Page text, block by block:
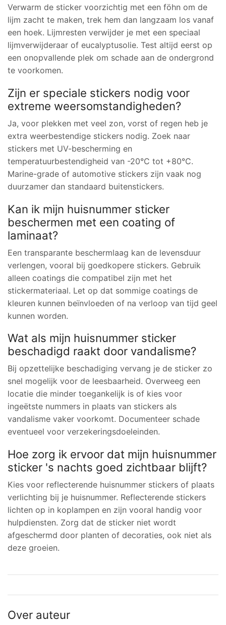
Verwarm de sticker voorzichtig met een föhn om de
lijm zacht te maken, trek hem dan langzaam los vanaf
een hoek. Lijmresten verwijder je met een speciaal
lijmverwijderaar of eucalyptusolie. Test altijd eerst op
een onopvallende plek om schade aan de ondergrond
te voorkomen.
Zijn er speciale stickers nodig voor
extreme weersomstandigheden?
Ja, voor plekken met veel zon, vorst of regen heb je
extra weerbestendige stickers nodig. Zoek naar
stickers met UV-bescherming en
temperatuurbestendigheid van -20°C tot +80°C.
Marine-grade of automotive stickers zijn vaak nog
duurzamer dan standaard buitenstickers.
Kan ik mijn huisnummer sticker
beschermen met een coating of
laminaat?
Een transparante beschermlaag kan de levensduur
verlengen, vooral bij goedkopere stickers. Gebruik
alleen coatings die compatibel zijn met het
stickermateriaal. Let op dat sommige coatings de
kleuren kunnen beïnvloeden of na verloop van tijd geel
kunnen worden.
Wat als mijn huisnummer sticker
beschadigd raakt door vandalisme?
Bij opzettelijke beschadiging vervang je de sticker zo
snel mogelijk voor de leesbaarheid. Overweeg een
locatie die minder toegankelijk is of kies voor
ingeëtste nummers in plaats van stickers als
vandalisme vaker voorkomt. Documenteer schade
eventueel voor verzekeringsdoeleinden.
Hoe zorg ik ervoor dat mijn huisnummer
sticker 's nachts goed zichtbaar blijft?
Kies voor reflecterende huisnummer stickers of plaats
verlichting bij je huisnummer. Reflecterende stickers
lichten op in koplampen en zijn vooral handig voor
hulpdiensten. Zorg dat de sticker niet wordt
afgeschermd door planten of decoraties, ook niet als
deze groeien.
Over auteur